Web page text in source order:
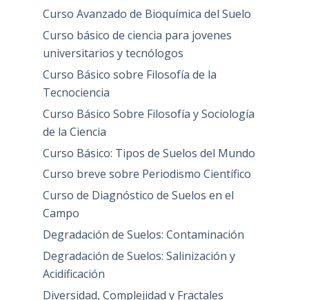
Curso Avanzado de Bioquímica del Suelo
Curso básico de ciencia para jovenes
universitarios y tecnólogos
Curso Básico sobre Filosofía de la
Tecnociencia
Curso Básico Sobre Filosofía y Sociología
de la Ciencia
Curso Básico: Tipos de Suelos del Mundo
Curso breve sobre Periodismo Científico
Curso de Diagnóstico de Suelos en el
Campo
Degradación de Suelos: Contaminación
Degradación de Suelos: Salinización y
Acidificación
Diversidad, Complejidad y Fractales